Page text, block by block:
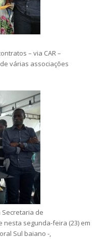
– via CAR –
várias associações
Secretaria de
nesta segunda-feira (23) em
Sul baiano -,